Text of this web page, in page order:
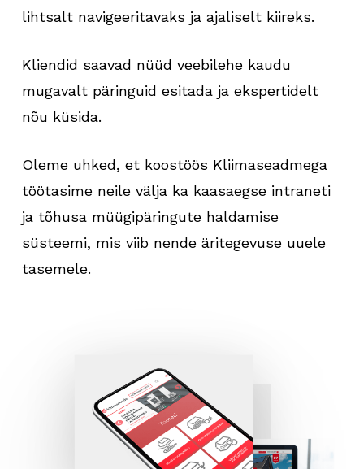
lihtsalt navigeeritavaks ja ajaliselt kiireks.
Kliendid saavad nüüd veebilehe kaudu
mugavalt päringuid esitada ja ekspertidelt
nõu küsida.
Oleme uhked, et koostöös Kliimaseadmega
töötasime neile välja ka kaasaegse intraneti
ja tõhusa müügipäringute haldamise
süsteemi, mis viib nende äritegevuse uuele
tasemele.